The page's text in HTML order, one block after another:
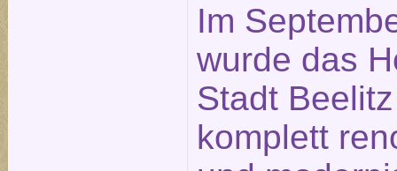
Im
wurde das
Stadt Beelitz
komplett